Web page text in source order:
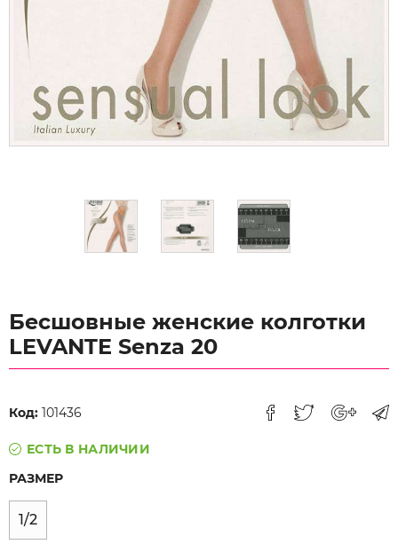
Бесшовные женские колготки
LEVANTE Senza 20
Код: 101436
ЕСТЬ В НАЛИЧИИ
РАЗМЕР
1/2